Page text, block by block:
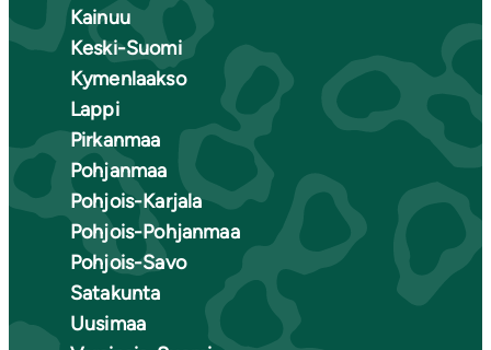
Kainuu
Keski-Suomi
Kymenlaakso
Lappi
Pirkanmaa
Pohjanmaa
Pohjois-Karjala
Pohjois-Pohjanmaa
Pohjois-Savo
Satakunta
Uusimaa